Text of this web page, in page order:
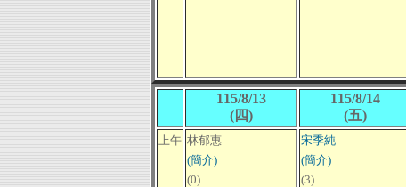
115/8/13
(四)
115/8/14
(五)
上午 林郁惠
(簡介)
(0)
宋季純
(簡介)
(3)